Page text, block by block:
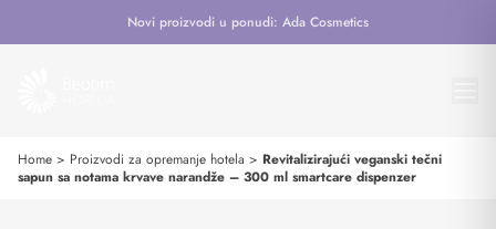
Novi proizvodi u ponudi: Ada Cosmetics
Home > Proizvodi za opremanje hotela > Revitalizirajući veganski tečni
sapun sa notama krvave narandže – 300 ml smartcare dispenzer